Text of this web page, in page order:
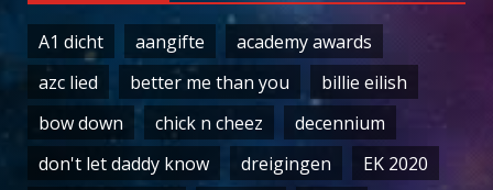
A1 dicht aangifte
academy awards
azc lied
better me than you
billie eilish
bow down
chick n cheez
decennium
don't let daddy know
dreigingen
EK 2020